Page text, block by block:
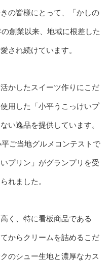
の皆様にとって、「かしの
創業以来、地域に根差した
され続けています。
かしたスイーツ作りにこだ
用した「小平うこっけいプ
い逸品を提供しています。
ご当地グルメコンテストで
プリン」がグランプリを受
れました。
く、特に看板商品である
からクリームを詰めるこだ
のシュー生地と濃厚なカス